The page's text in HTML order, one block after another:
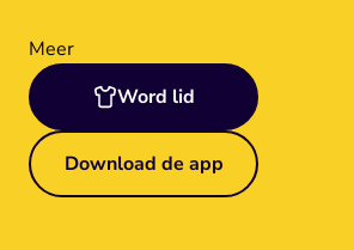
Meer
Word lid
Download de app